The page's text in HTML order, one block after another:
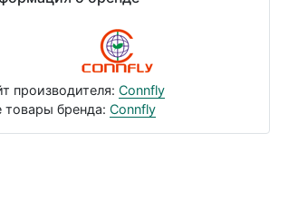
производителя: Connfly
товары бренда: Connfly